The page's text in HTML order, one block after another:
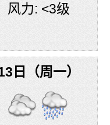
风力: <3级
日（周一）